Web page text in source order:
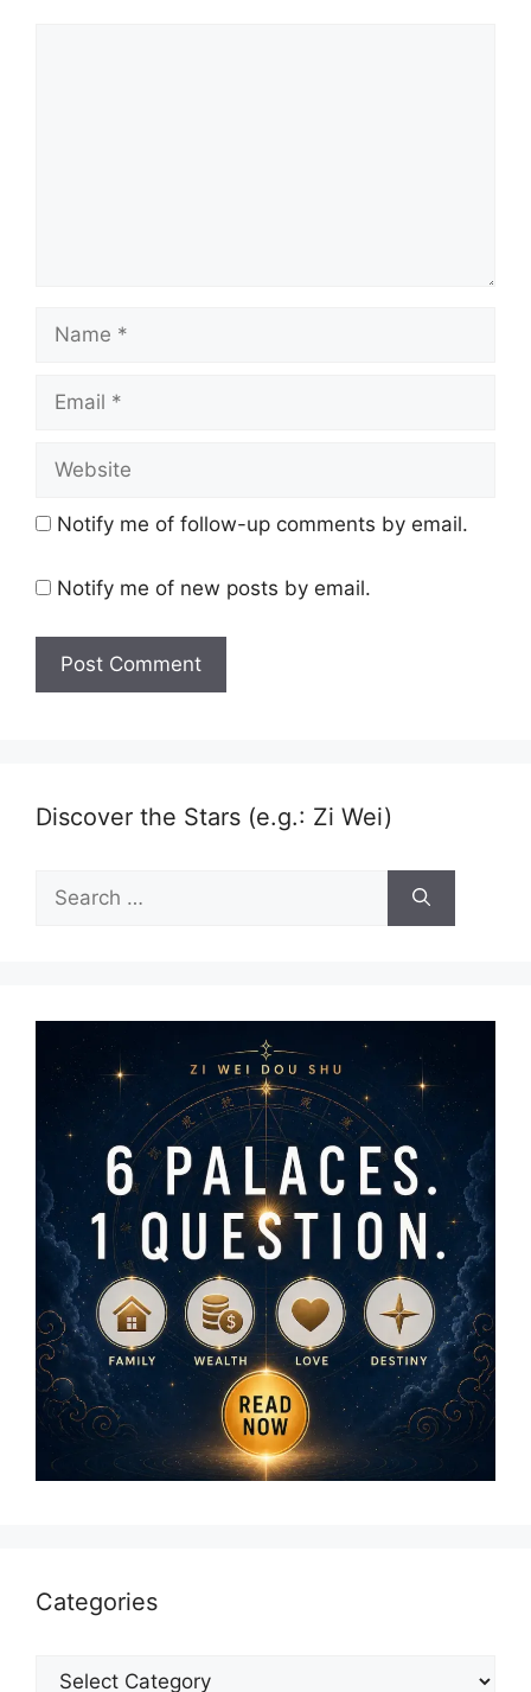
Name
Email
Website
Notify me of follow-up comments by email.
Notify me of new posts by email.
Discover the Stars (e.g.: Zi Wei)
Search
for:
Categories
Categories